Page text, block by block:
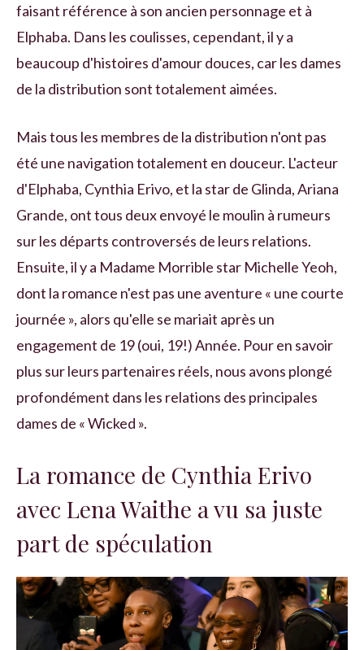
faisant référence à son ancien personnage et à
Elphaba. Dans les coulisses, cependant, il y a
beaucoup d'histoires d'amour douces, car les dames
de la distribution sont totalement aimées.
Mais tous les membres de la distribution n'ont pas
été une navigation totalement en douceur. L'acteur
d'Elphaba, Cynthia Erivo, et la star de Glinda, Ariana
Grande, ont tous deux envoyé le moulin à rumeurs
sur les départs controversés de leurs relations.
Ensuite, il y a Madame Morrible star Michelle Yeoh,
dont la romance n'est pas une aventure « une courte
journée », alors qu'elle se mariait après un
engagement de 19 (oui, 19!) Année. Pour en savoir
plus sur leurs partenaires réels, nous avons plongé
profondément dans les relations des principales
dames de « Wicked ».
La romance de Cynthia Erivo
avec Lena Waithe a vu sa juste
part de spéculation